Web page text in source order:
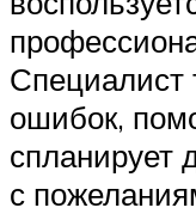
Специалист
ошибок,
спланирует
с